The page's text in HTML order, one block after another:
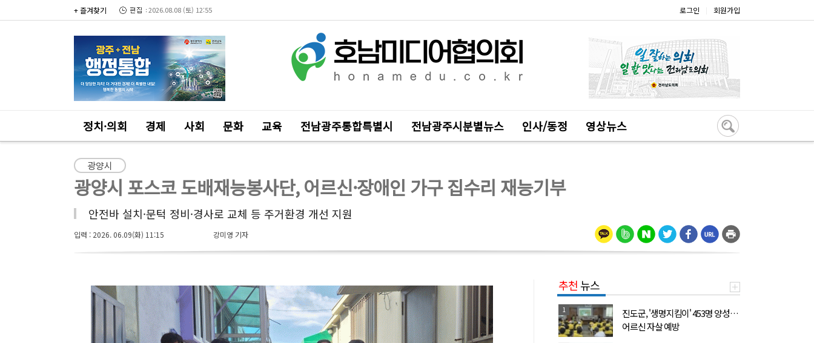
+ 즐겨찾기 2026.08.08 (토) 12:55 로그인 회원가입
정치·의회 경제 사회 문화 교육 전남광주통합특별시 전남광주시분별뉴스 인사/동정 영상뉴스
광양시
광양시 포스코 도배재능봉사단, 어르신·장애인 가구 집수리 재능기부
안전바 설치·문턱 정비·경사로 교체 등 주거환경 개선 지원
입력 : 2026. 06.09(화) 11:15 강미영 기자
추천 뉴스
1
진도군, '생명지킴이' 453명 양성…
어르신 자살 예방